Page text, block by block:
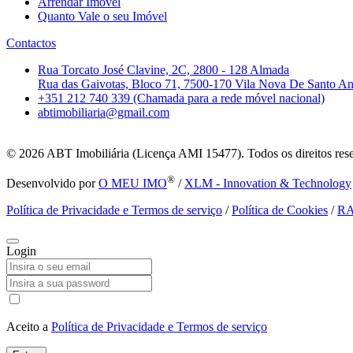
Quanto Vale o seu Imóvel
Contactos
Rua Torcato José Clavine, 2C, 2800 - 128 Almada
Rua das Gaivotas, Bloco 71, 7500-170 Vila Nova De Santo
+351 212 740 339 (Chamada para a rede móvel nacional)
abtimobiliaria@gmail.com
© 2026 ABT Imobiliária (Licença AMI 15477). Todos os direitos
Desenvolvido porO MEU IMO® / XLM - Innovation & Technology
Política de Privacidade e Termos de serviço /Política de Cookies /
Login
Aceito a Política de Privacidade e Termos de serviço